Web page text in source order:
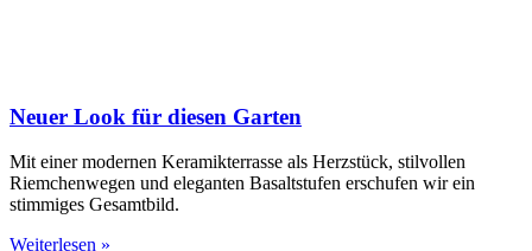
Neuer Look für diesen Garten
Mit einer modernen Keramikterrasse als Herzstück, stilvollen
Riemchenwegen und eleganten Basaltstufen erschufen wir ein
stimmiges Gesamtbild.
Weiterlesen »